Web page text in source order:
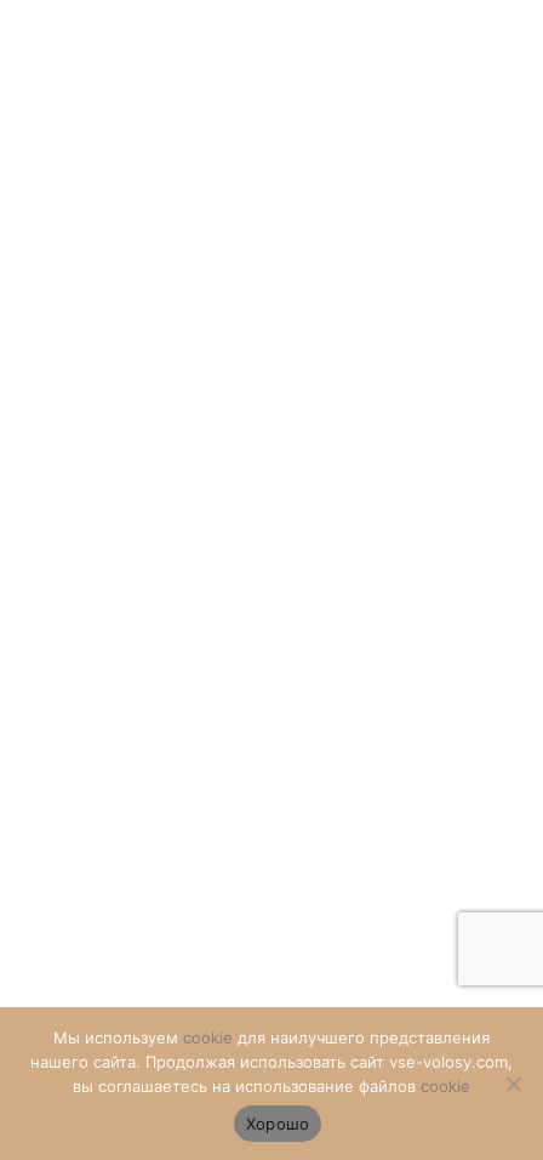
₽
Мы используем cookie для наилучшего представления
нашего сайта. Продолжая использовать сайт vse-volosy.com,
вы соглашаетесь на использование файлов cookie
Хорошо